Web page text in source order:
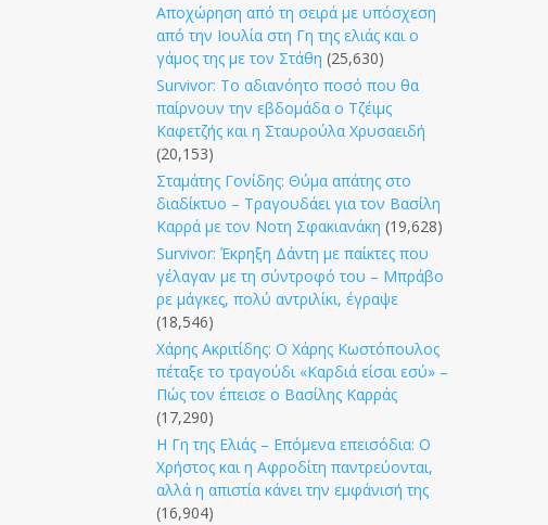
Αποχώρηση από τη σειρά με υπόσχεση
από την Ιουλία στη Γη της ελιάς και ο
γάμος της με τον Στάθη (25,630)
Survivor: Το αδιανόητο ποσό που θα
παίρνουν την εβδομάδα ο Τζέιμς
Καφετζής και η Σταυρούλα Χρυσαειδή
(20,153)
Σταμάτης Γονίδης: Θύμα απάτης στο
διαδίκτυο – Τραγουδάει για τον Βασίλη
Καρρά με τον Νοτη Σφακιανάκη (19,628)
Survivor: Έκρηξη Δάντη με παίκτες που
γέλαγαν με τη σύντροφό του – Μπράβο
ρε μάγκες, πολύ αντριλίκι, έγραψε
(18,546)
Χάρης Ακριτίδης: Ο Χάρης Κωστόπουλος
πέταξε το τραγούδι «Καρδιά είσαι εσύ» –
Πώς τον έπεισε ο Βασίλης Καρράς
(17,290)
Η Γη της Ελιάς – Επόμενα επεισόδια: Ο
Χρήστος και η Αφροδίτη παντρεύονται,
αλλά η απιστία κάνει την εμφάνισή της
(16,904)